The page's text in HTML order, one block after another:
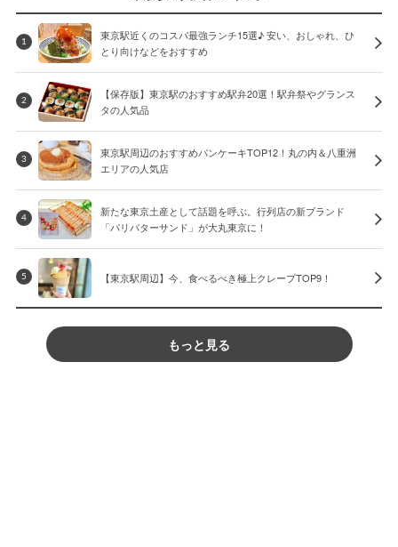
1
東京駅近くのコスパ最強ランチ15選♪ 安い、おしゃれ、ひ
とり向けなどをおすすめ
2
【保存版】東京駅のおすすめ駅弁20選！駅弁祭やグランス
タの人気品
3
東京駅周辺のおすすめパンケーキTOP12！丸の内＆八重洲
エリアの人気店
4
新たな東京土産として話題を呼ぶ。行列店の新ブランド
「パリバターサンド」が大丸東京に！
5 【東京駅周辺】今、食べるべき極上クレープTOP9！
もっと見る